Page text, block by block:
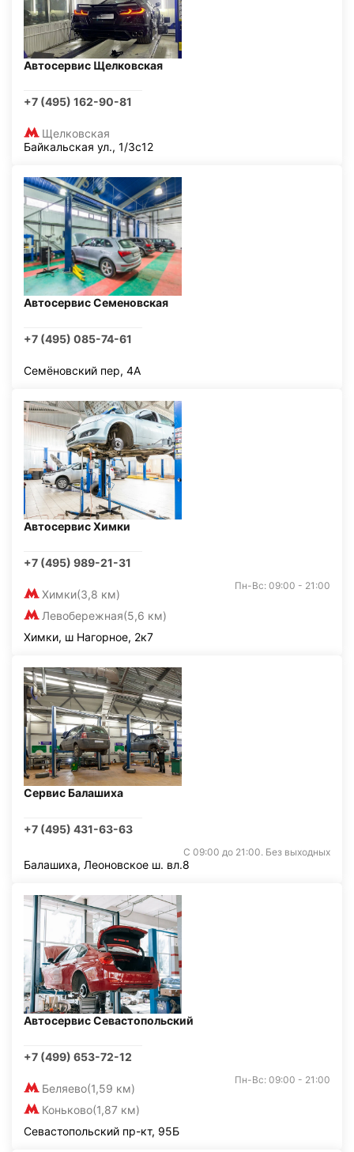
Автосервис Щелковская
+7 (495) 162-90-81
Щелковская
Байкальская ул., 1/3с12
Автосервис Семеновская
+7 (495) 085-74-61
Семёновский пер, 4А
Автосервис Химки
+7 (495) 989-21-31
Химки(3,8 км)
Левобережная(5,6 км)
Пн-Вс: 09:00 - 21:00
Химки, ш Нагорное, 2к7
Сервис Балашиха
+7 (495) 431-63-63
С 09:00 до 21:00. Без выходных
Балашиха, Леоновское ш. вл.8
Автосервис Севастопольский
+7 (499) 653-72-12
Беляево(1,59 км)
Коньково(1,87 км)
Пн-Вс: 09:00 - 21:00
Севастопольский пр-кт, 95Б